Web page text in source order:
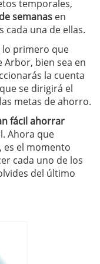
temporales,
semanas en
una de ellas.
primero que
Arbor, bien sea en
la cuenta
se dirigirá el
metas de ahorro.
fácil ahorrar
Ahora que
es el momento
cada uno de los
del último